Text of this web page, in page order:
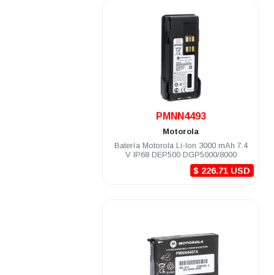
PMNN4493
Motorola
Batería Motorola Li-Ion 3000 mAh 7.4
V IP68 DEP500 DGP5000/8000
$ 226.71 USD